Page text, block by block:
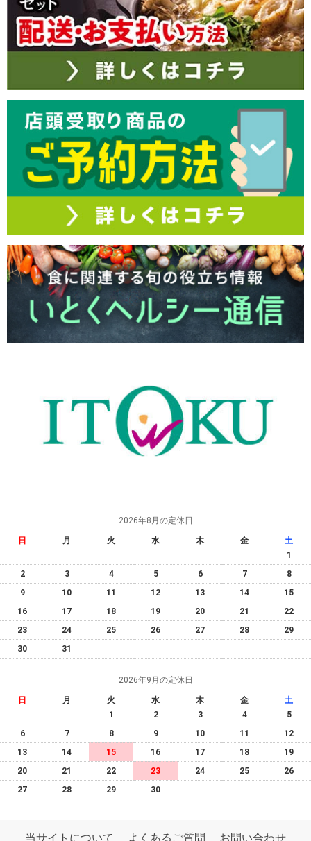
2026年8月の定休日
日 月 火 水 木 金
土
1
2
3 4 5 6 7
8
9
10 11 12 13 14
15
16
17 18 19 20 21
22
23
24 25 26 27 28
29
30
31
2026年9月の定休日
日 月 火 水 木 金
土
1
2 3 4
5
6
7 8 9 10 11
12
13
14 15 16 17 18
19
20
21 22 23 24 25
26
27
28 29 30
当サイトについて よくあるご質問 お問い合わせ